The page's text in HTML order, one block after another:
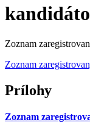
Zoznam
Zoznam
Prílohy
Zoznam